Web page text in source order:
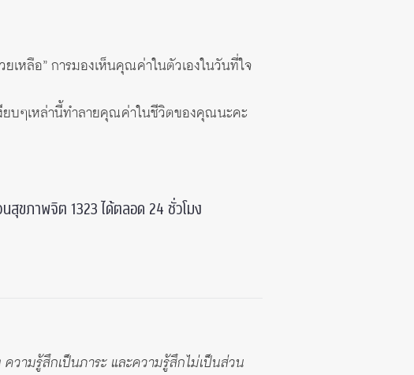
เหลือ” การมองเห็นคุณค่าในตัวเองในวันที่ใจ
ยบๆเหล่านี้ทำลายคุณค่าในชีวิตของคุณนะคะ
ขภาพจิต 1323 ได้ตลอด 24 ชั่วโมง
วามรู้สึกเป็นภาระ และความรู้สึกไม่เป็นส่วน